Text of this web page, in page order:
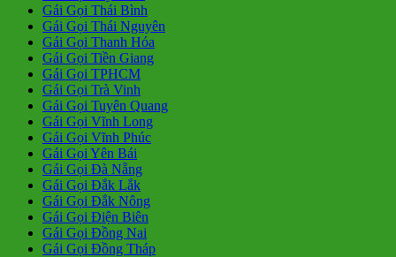
Gái Gọi Thái Bình
Gái Gọi Thái Nguyên
Gái Gọi Thanh Hóa
Gái Gọi Tiền Giang
Gái Gọi TPHCM
Gái Gọi Trà Vinh
Gái Gọi Tuyên Quang
Gái Gọi Vĩnh Long
Gái Gọi Vĩnh Phúc
Gái Gọi Yên Bái
Gái Gọi Đà Nẵng
Gái Gọi Đắk Lắk
Gái Gọi Đắk Nông
Gái Gọi Điện Biên
Gái Gọi Đồng Nai
Gái Gọi Đồng Tháp